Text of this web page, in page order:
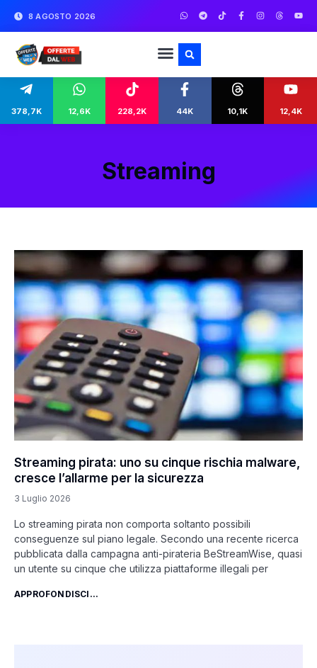
8 AGOSTO 2026
378,7K 12,6K 228,2K 44K 10,1K 12,4K
Streaming
Streaming pirata: uno su cinque rischia malware,
cresce l’allarme per la sicurezza
3 Luglio 2026
Lo streaming pirata non comporta soltanto possibili
conseguenze sul piano legale. Secondo una recente ricerca
pubblicata dalla campagna anti-pirateria BeStreamWise, quasi
un utente su cinque che utilizza piattaforme illegali per
APPROFONDISCI...